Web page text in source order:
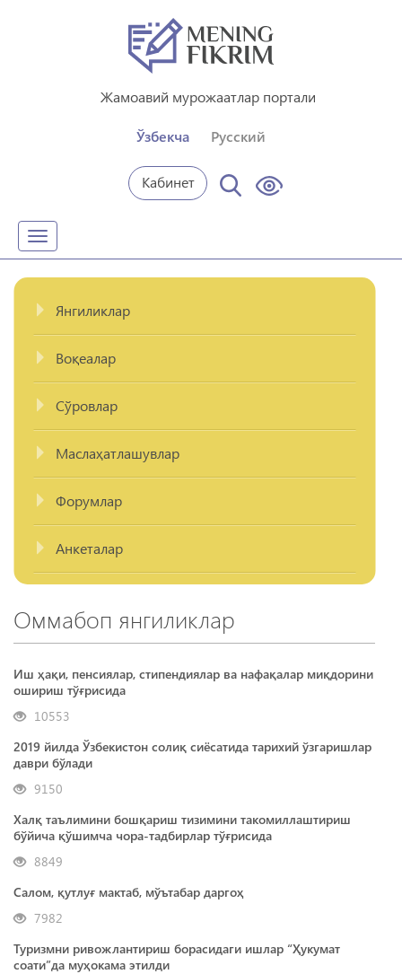
Жамоавий мурожаатлар портали
Ўзбекча Русский
Кабинет
Toggle
navigation
Янгиликлар
Воқеалар
Сўровлар
Маслаҳатлашувлар
Форумлар
Анкеталар
Оммабоп янгиликлар
Иш ҳақи, пенсиялар, стипендиялар ва нафақалар миқдорини
ошириш тўғрисида
10553
2019 йилда Ўзбекистон солиқ сиёсатида тарихий ўзгаришлар
даври бўлади
9150
Халқ таълимини бошқариш тизимини такомиллаштириш
бўйича қўшимча чора-тадбирлар тўғрисида
8849
Салом, қутлуғ мактаб, мўътабар даргоҳ
7982
Туризмни ривожлантириш борасидаги ишлар “Ҳукумат
соати”да муҳокама этилди